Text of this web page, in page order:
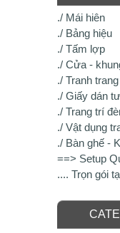
./ Mái hiên
./ Bảng hiệu
./ Tấm lợp
./ Cửa -
./ Tranh
./ Giấy dán
./ Trang trí
./ Vật dụng
./ Bàn ghế -
==> Setup
.... Trọn gói